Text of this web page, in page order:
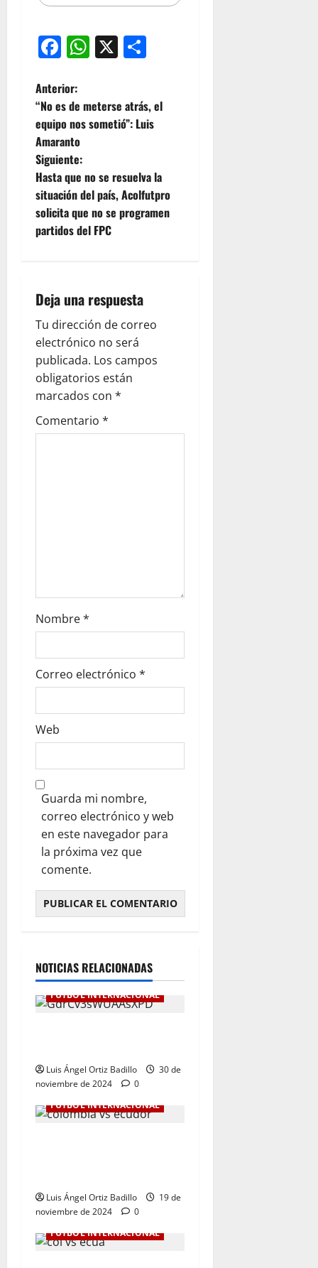
Facebook
WhatsApp
X
Anterior:
“No es de meterse atrás, el
equipo nos sometió”: Luis
Amaranto
Siguiente:
Hasta que no se resuelva la
situación del país, Acolfutpro
solicita que no se programen
partidos del FPC
Deja una respuesta
Tu dirección de correo
electrónico no será
publicada. Los campos
obligatorios están
marcados con *
Comentario *
Nombre*
Correo electrónico *
Web
Guarda mi nombre,
correo electrónico y web
en este navegador para
la próxima vez que
comente.
NOTICIAS RELACIONADAS
FÚTBOL INTERNACIONAL
Luis Ángel Ortiz Badillo
30 de
noviembre de 2024
0
FÚTBOL INTERNACIONAL
Luis Ángel Ortiz Badillo
19 de
noviembre de 2024
0
FÚTBOL INTERNACIONAL